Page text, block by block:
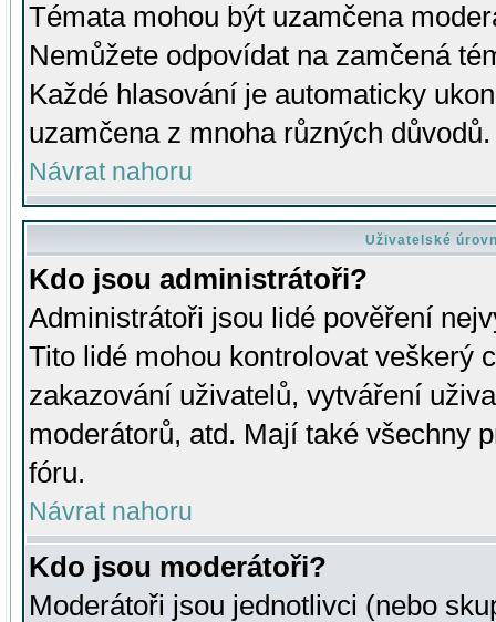
Témata mohou být uzamčena
Nemůžete odpovídat na zamčená
Každé hlasování je automaticky
uzamčena z mnoha různých důvodů.
Návrat nahoru
Uživatelské
Kdo jsou administrátoři?
Administrátoři jsou lidé pověření
Tito lidé mohou kontrolovat veškerý
zakazování uživatelů, vytváření
moderátorů, atd. Mají také všechny
fóru.
Návrat nahoru
Kdo jsou moderátoři?
Moderátoři jsou jednotlivci (nebo